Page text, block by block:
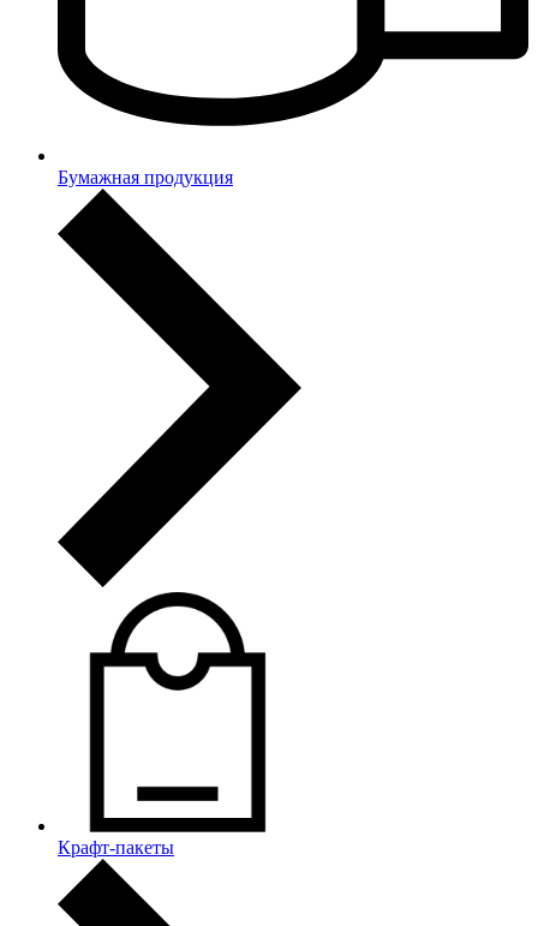
Бумажная продукция
Крафт-пакеты